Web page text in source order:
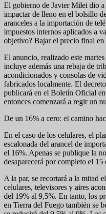
El gobierno de Javier Milei dio
impactar de lleno en el bolsillo
aranceles a la importación de
impuestos internos aplicados a
objetivo? Bajar el precio final en
El anuncio, realizado este
incluye además una rebaja de
acondicionados y consolas de
fabricados localmente. El
publicará en el Boletín Oficial
entonces comenzará a regir un
De un 16% a cero: el camino
En el caso de los celulares, el
escalonada del arancel de
el 16%. Apenas se publique la
desaparecerá por completo el 15
A la par, se recortará a la mitad
celulares, televisores y aires
del 19% al 9,5%. En tanto, los
en Tierra del Fuego también se